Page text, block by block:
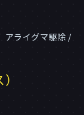
アライグマ駆除